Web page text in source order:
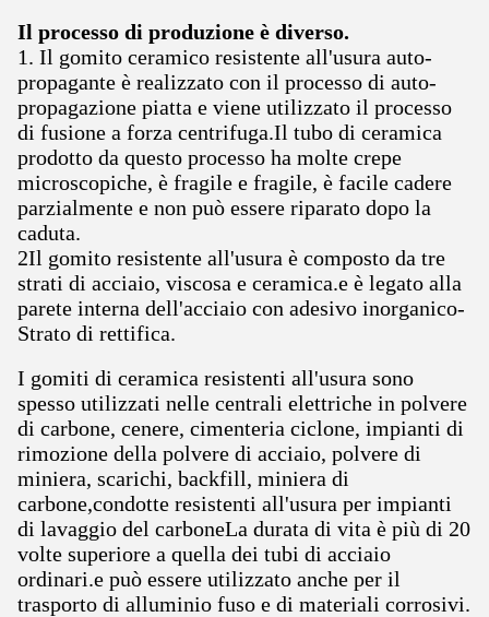
Il processo di produzione è diverso.
1. Il gomito ceramico resistente all'usura auto-
propagante è realizzato con il processo di auto-
propagazione piatta e viene utilizzato il processo
di fusione a forza centrifuga.Il tubo di ceramica
prodotto da questo processo ha molte crepe
microscopiche, è fragile e fragile, è facile cadere
parzialmente e non può essere riparato dopo la
caduta.
2Il gomito resistente all'usura è composto da tre
strati di acciaio, viscosa e ceramica.e è legato alla
parete interna dell'acciaio con adesivo inorganico-
Strato di rettifica.
I gomiti di ceramica resistenti all'usura sono
spesso utilizzati nelle centrali elettriche in polvere
di carbone, cenere, cimenteria ciclone, impianti di
rimozione della polvere di acciaio, polvere di
miniera, scarichi, backfill, miniera di
carbone,condotte resistenti all'usura per impianti
di lavaggio del carboneLa durata di vita è più di 20
volte superiore a quella dei tubi di acciaio
ordinari.e può essere utilizzato anche per il
trasporto di alluminio fuso e di materiali corrosivi.